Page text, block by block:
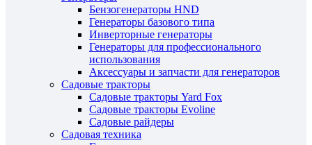
Бензогенераторы HND
Генераторы базового типа
Инверторные генераторы
Генераторы для профессионального
использования
Аксессуары и запчасти для генераторов
Садовые тракторы
Садовые тракторы Yard Fox
Садовые тракторы Evoline
Садовые райдеры
Садовая техника